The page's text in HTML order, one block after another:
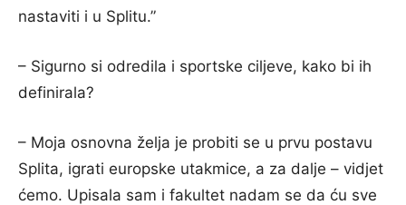
nastaviti i u Splitu.”
– Sigurno si odredila i sportske ciljeve, kako bi ih
definirala?
– Moja osnovna želja je probiti se u prvu postavu
Splita, igrati europske utakmice, a za dalje – vidjet
ćemo. Upisala sam i fakultet nadam se da ću sve